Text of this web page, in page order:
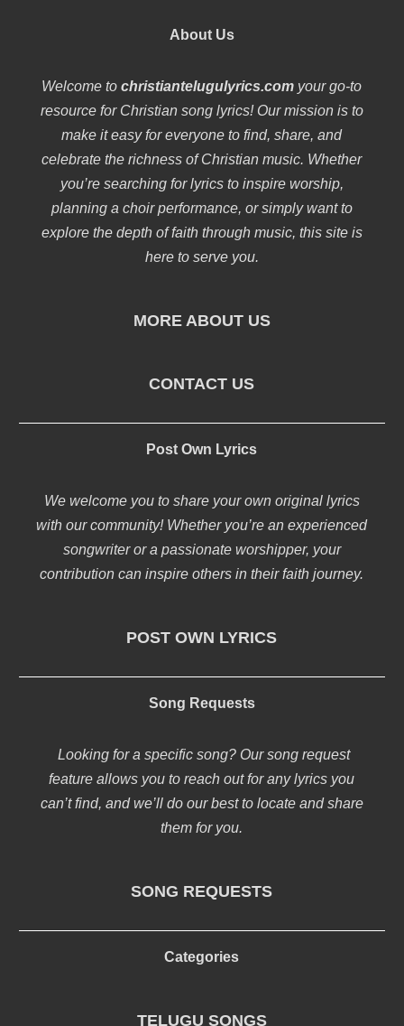
About Us
Welcome tochristiantelugulyrics.com your go-to
resource for Christian song lyrics! Our mission is to
make it easy for everyone to find, share, and
celebrate the richness of Christian music. Whether
you’re searching for lyrics to inspire worship,
planning a choir performance, or simply want to
explore the depth of faith through music, this site is
here to serve you.
MORE ABOUT US
CONTACT US
Post Own Lyrics
We welcome you to share your own original lyrics
with our community! Whether you’re an experienced
songwriter or a passionate worshipper, your
contribution can inspire others in their faith journey.
POST OWN LYRICS
Song Requests
Looking for a specific song? Our song request
feature allows you to reach out for any lyrics you
can’t find, and we’ll do our best to locate and share
them for you.
SONG REQUESTS
Categories
TELUGU SONGS